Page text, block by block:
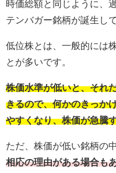
時価総額と同じように、
テンバガー銘柄が誕生し
低位株とは、一般的には
とが多いです。
株価水準が低いと、それ
きるので、何かのきっか
やすくなり、株価が急騰
ただ、株価が低い銘柄の
相応の理由がある場合も